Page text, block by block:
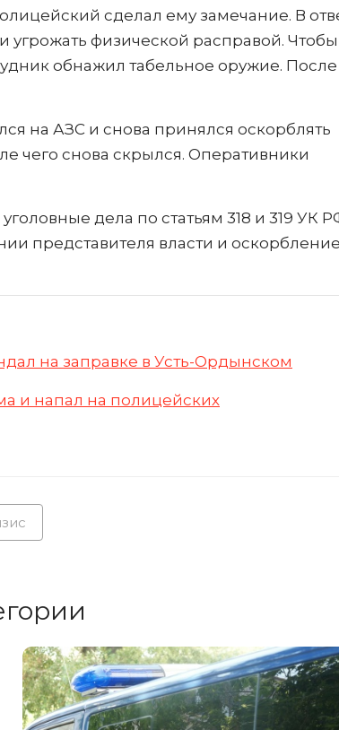
сделал ему замечание. В
физической расправой. Чтобы
обнажил табельное оружие. После
на АЗС и снова принялся оскорблять
чего снова скрылся. Оперативники
дела по статьям 318 и 319 УК
представителя власти и оскорбление
на заправке в Усть-Ордынском
и напал на полицейских